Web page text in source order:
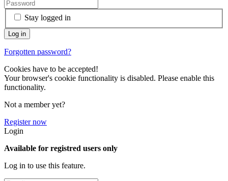
Stay logged in
Forgotten password?
Cookies have to be accepted!
Your browser's cookie functionality is disabled. Please enable this
functionality.
Not a member yet?
Register now
Login
Available for registred users only
Log in to use this feature.